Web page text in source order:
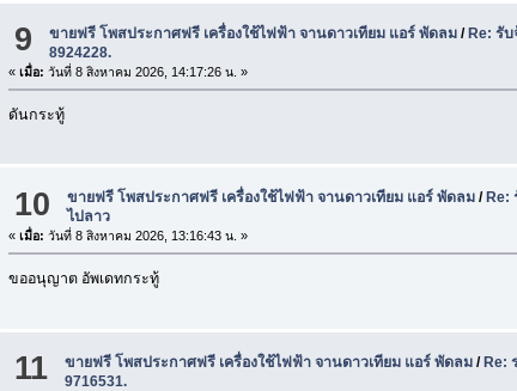
9 ขายฟรี โพสประกาศฟรี เครื่องใช้ไฟฟ้า จานดาวเทียม แอร์ พัดลม / Re: รั
8924228.
« เมื่อ: วันที่ 8 สิงหาคม 2026, 14:17:26 น. »
ดันกระทู้
10 ขายฟรี โพสประกาศฟรี เครื่องใช้ไฟฟ้า จานดาวเทียม แอร์ พัดลม / Re:
ไปลาว
« เมื่อ: วันที่ 8 สิงหาคม 2026, 13:16:43 น. »
ขออนุญาต อัพเดทกระทู้
11 ขายฟรี โพสประกาศฟรี เครื่องใช้ไฟฟ้า จานดาวเทียม แอร์ พัดลม /Re:
9716531.